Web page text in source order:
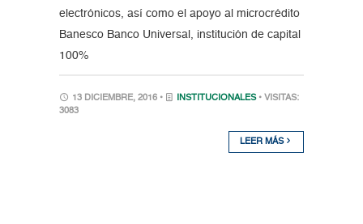
electrónicos, así como el apoyo al microcrédito
Banesco Banco Universal, institución de capital
100%
13 DICIEMBRE, 2016 • INSTITUCIONALES • VISITAS:
3083
LEER MÁS